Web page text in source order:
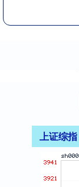
上证综指